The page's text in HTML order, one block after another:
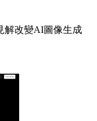
解改變AI圖像生成